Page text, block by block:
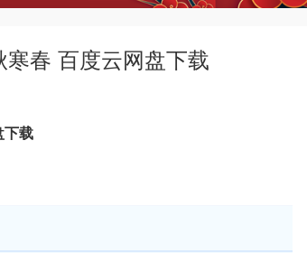
春 百度云网盘下载
下载